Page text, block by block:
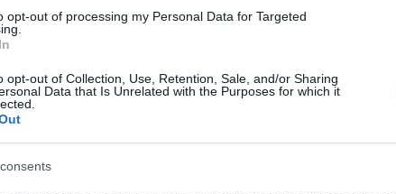
opt-out of processing my Personal Data for Targeted
opt-out of Collection, Use, Retention, Sale, and/or Sharing
Data that Is Unrelated with the Purposes for which it